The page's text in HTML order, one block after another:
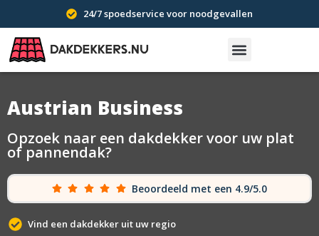
24/7 spoedservice voor noodgevallen
Austrian Business
Opzoek naar een dakdekker voor uw plat
of pannendak?
Beoordeeld met een 4.9/5.0
Vind een dakdekker uit uw regio